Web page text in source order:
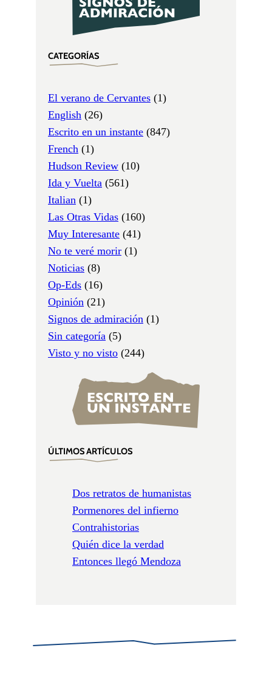
CATEGORÍAS
El verano de Cervantes (1)
English (26)
Escrito en un instante (847)
French (1)
Hudson Review (10)
Ida y Vuelta (561)
Italian (1)
Las Otras Vidas (160)
Muy Interesante (41)
No te veré morir (1)
Noticias (8)
Op-Eds (16)
Opinión (21)
Signos de admiración (1)
Sin categoría (5)
Visto y no visto (244)
ÚLTIMOS ARTÍCULOS
Dos retratos de humanistas
Pormenores del infierno
Contrahistorias
Quién dice la verdad
Entonces llegó Mendoza